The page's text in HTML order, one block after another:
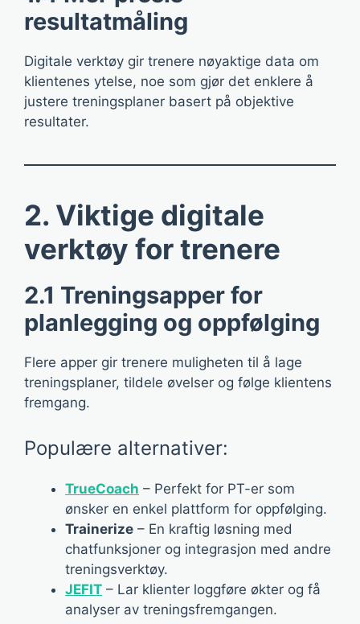
resultatmåling
Digitale verktøy gir trenere nøyaktige data om
klientenes ytelse, noe som gjør det enklere å
justere treningsplaner basert på objektive
resultater.
2. Viktige digitale
verktøy for trenere
2.1 Treningsapper for
planlegging og oppfølging
Flere apper gir trenere muligheten til å lage
treningsplaner, tildele øvelser og følge klientens
fremgang.
Populære alternativer:
TrueCoach – Perfekt for PT-er som
ønsker en enkel plattform for oppfølging.
Trainerize – En kraftig løsning med
chatfunksjoner og integrasjon med andre
treningsverktøy.
JEFIT – Lar klienter loggføre økter og få
analyser av treningsfremgangen.